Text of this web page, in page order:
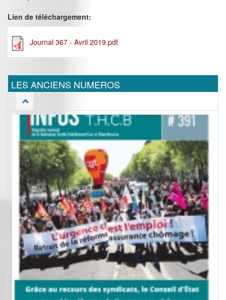
Lien de téléchargement:
Journal 367 - Avril 2019.pdf
LES ANCIENS NUMEROS